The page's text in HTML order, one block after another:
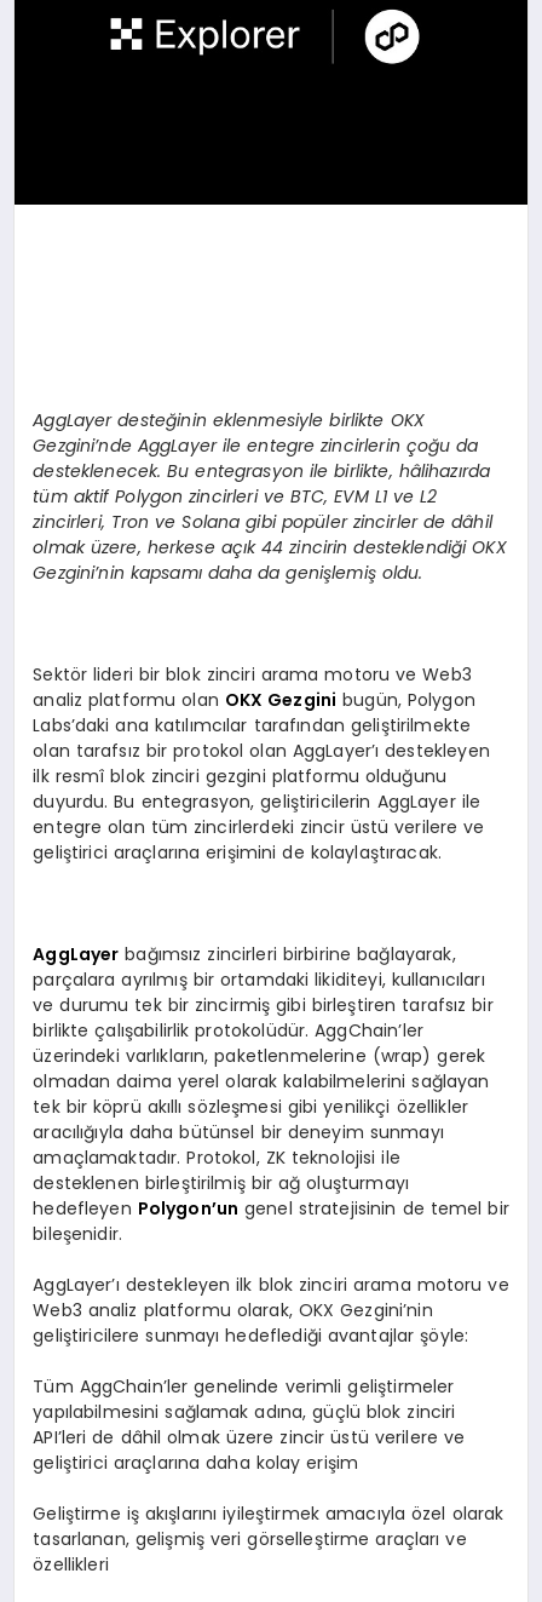
AggLayer desteğinin eklenmesiyle birlikte OKX
Gezgini’nde AggLayer ile entegre zincirlerin çoğu da
desteklenecek. Bu entegrasyon ile birlikte, hâlihazırda
tüm aktif Polygon zincirleri ve BTC, EVM L1 ve L2
zincirleri, Tron ve Solana gibi popüler zincirler de dâhil
olmak üzere, herkese açık 44 zincirin desteklendiği OKX
Gezgini’nin kapsamı daha da genişlemiş oldu.
Sektör lideri bir blok zinciri arama motoru ve Web3
analiz platformu olan OKX Gezgini bugün, Polygon
Labs’daki ana katılımcılar tarafından geliştirilmekte
olan tarafsız bir protokol olan AggLayer’ı destekleyen
ilk resmî blok zinciri gezgini platformu olduğunu
duyurdu. Bu entegrasyon, geliştiricilerin AggLayer ile
entegre olan tüm zincirlerdeki zincir üstü verilere ve
geliştirici araçlarına erişimini de kolaylaştıracak.
AggLayer bağımsız zincirleri birbirine bağlayarak,
parçalara ayrılmış bir ortamdaki likiditeyi, kullanıcıları
ve durumu tek bir zincirmiş gibi birleştiren tarafsız bir
birlikte çalışabilirlik protokolüdür. AggChain’ler
üzerindeki varlıkların, paketlenmelerine (wrap) gerek
olmadan daima yerel olarak kalabilmelerini sağlayan
tek bir köprü akıllı sözleşmesi gibi yenilikçi özellikler
aracılığıyla daha bütünsel bir deneyim sunmayı
amaçlamaktadır. Protokol, ZK teknolojisi ile
desteklenen birleştirilmiş bir ağ oluşturmayı
hedefleyen Polygon’un genel stratejisinin de temel bir
bileşenidir.
AggLayer’ı destekleyen ilk blok zinciri arama motoru ve
Web3 analiz platformu olarak, OKX Gezgini’nin
geliştiricilere sunmayı hedeflediği avantajlar şöyle:
Tüm AggChain’ler genelinde verimli geliştirmeler
yapılabilmesini sağlamak adına, güçlü blok zinciri
API’leri de dâhil olmak üzere zincir üstü verilere ve
geliştirici araçlarına daha kolay erişim
Geliştirme iş akışlarını iyileştirmek amacıyla özel olarak
tasarlanan, gelişmiş veri görselleştirme araçları ve
özellikleri